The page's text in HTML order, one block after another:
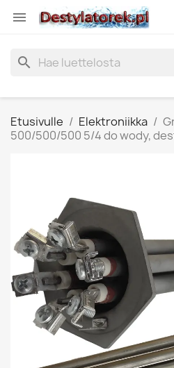

search
Etusivulle Elektroniikka
500/500/500 5/4 do wody,